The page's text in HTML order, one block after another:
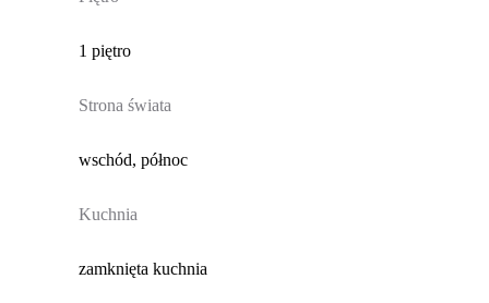
1 piętro
Strona świata
wschód, północ
Kuchnia
zamknięta kuchnia